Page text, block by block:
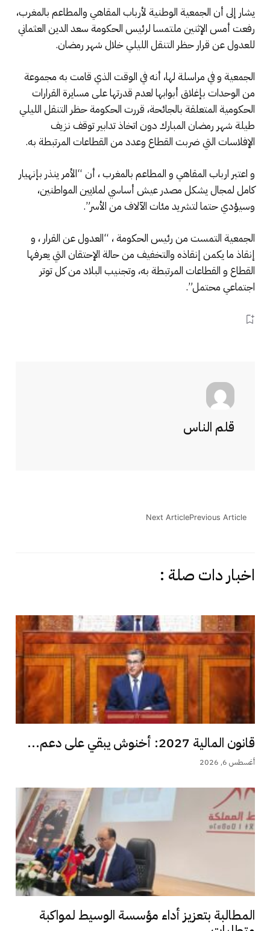
يشار إلى أن الجمعية الوطنية لأرباب المقاهي والمطاعم بالمغرب،
رفعت أمس الإثنين ملتمسا لرئيس الحكومة سعد الدين العثماني
للعدول عن قرار حظر التنقل الليلي خلال شهر رمضان.
الجمعية و في مراسلة لها، أنه في الوقت الذي قامت به مجموعة
من الوحدات بإغلاق أبوابها لعدم قدرتها على مسايرة القرارات
الحكومية المتعلقة بالجائحة، قررت الحكومة حظر التنقل الليلي
طيلة شهر رمضان المبارك دون اتخاذ تدابير توقف نزيف
الإفلاسات التي ضربت القطاع وعدد من القطاعات المرتبطة به.
و اعتبر ارباب المقاهي و المطاعم بالمغرب ، أن “الأمر ينذر بإنهيار
كامل لمجال يشكل مصدر عيش أساسي لملايين المواطنين،
وسيؤدي حتما لتشريد مئات الآلاف من الأسر”.
الجمعية التمست من رئيس الحكومة ، “العدول عن القرار ، و
إنقاذ ما يكمن إنقاذه والتخفيف من حالة الإحتقان التي يعرفها
القطاع و القطاعات المرتبطة به، وتجنيب البلاد من كل توتر
اجتماعي محتمل”.
قلم الناس
Previous Article
Next Article
اخبار دات صلة :
قانون المالية 2027: أخنوش يبقي على دعم...
أغسطس 6, 2026
المطالبة بتعزيز أداء مؤسسة الوسيط لمواكبة